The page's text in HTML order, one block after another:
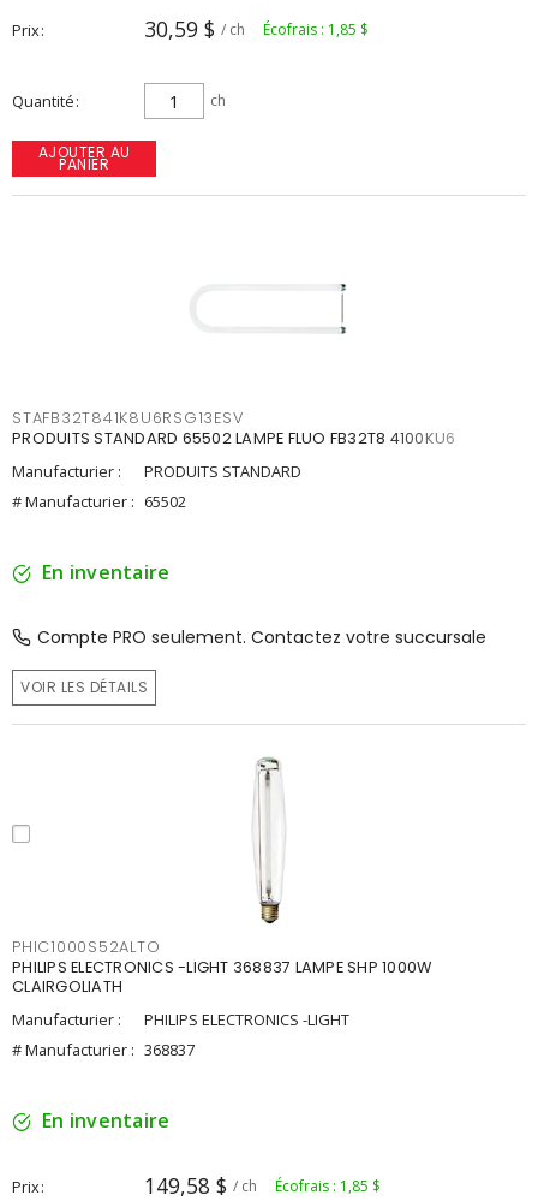
Prix 30,59 $ / ch Écofrais : 1,85 $
Quantité ch
AJOUTER AU
PANIER
STAFB32T841K8U6RSG13ESV
PRODUITS STANDARD 65502 LAMPE FLUO FB32T8 4100KU6
Manufacturier :
PRODUITS STANDARD
# Manufacturier : 65502
En inventaire
Compte PRO seulement. Contactez votre succursale
VOIR LES DÉTAILS
PHIC1000S52ALTO
PHILIPS ELECTRONICS -LIGHT 368837 LAMPE SHP 1000W
CLAIRGOLIATH
Manufacturier :
PHILIPS ELECTRONICS -LIGHT
# Manufacturier : 368837
En inventaire
Prix 149,58 $ / ch Écofrais : 1,85 $